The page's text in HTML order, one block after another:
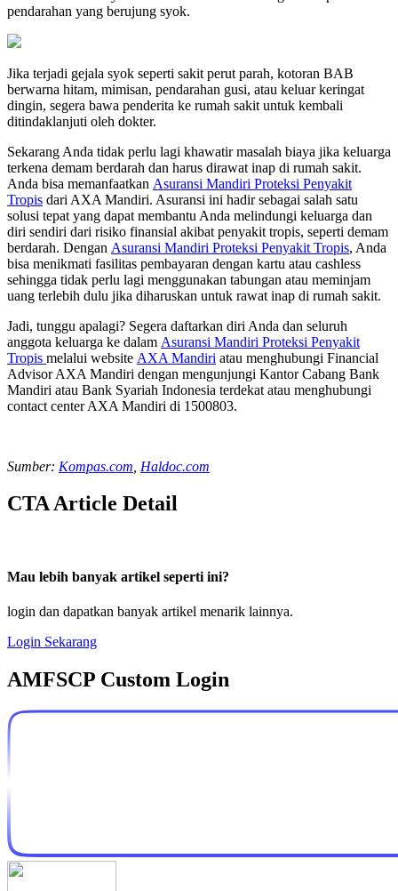
pendarahan yang berujung syok.
Jika terjadi gejala syok seperti sakit perut parah, kotoran BAB
berwarna hitam, mimisan, pendarahan gusi, atau keluar keringat
dingin, segera bawa penderita ke rumah sakit untuk kembali
ditindaklanjuti oleh dokter.
Sekarang Anda tidak perlu lagi khawatir masalah biaya jika keluarga
terkena demam berdarah dan harus dirawat inap di rumah sakit.
Anda bisa memanfaatkan Asuransi Mandiri Proteksi Penyakit
Tropis dari AXA Mandiri. Asuransi ini hadir sebagai salah satu
solusi tepat yang dapat membantu Anda melindungi keluarga dan
diri sendiri dari risiko finansial akibat penyakit tropis, seperti demam
berdarah. Dengan Asuransi Mandiri Proteksi Penyakit Tropis, Anda
bisa menikmati fasilitas pembayaran dengan kartu atau cashless
sehingga tidak perlu lagi menggunakan tabungan atau meminjam
uang terlebih dulu jika diharuskan untuk rawat inap di rumah sakit.
Jadi, tunggu apalagi? Segera daftarkan diri Anda dan seluruh
anggota keluarga ke dalam Asuransi Mandiri Proteksi Penyakit
Tropis melalui website AXA Mandiri atau menghubungi Financial
Advisor AXA Mandiri dengan mengunjungi Kantor Cabang Bank
Mandiri atau Bank Syariah Indonesia terdekat atau menghubungi
contact center AXA Mandiri di 1500803.
Sumber: Kompas.com Haldoc.com
CTA Article Detail
Mau lebih banyak artikel seperti ini?
login dan dapatkan banyak artikel menarik lainnya.
Login Sekarang
AMFSCP Custom Login